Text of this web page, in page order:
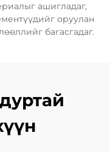
ашигладаг,
оруулан
багасгадаг.